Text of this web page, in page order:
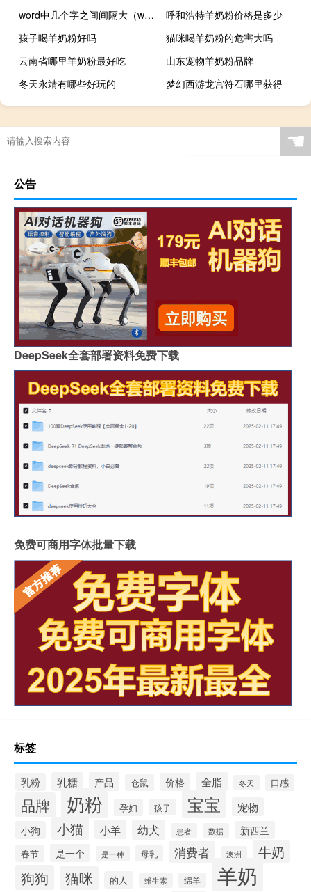
word中几个字之间间隔大（word两个字间隔很大）
呼和浩特羊奶粉价格是多少
孩子喝羊奶粉好吗
猫咪喝羊奶粉的危害大吗
云南省哪里羊奶粉最好吃
山东宠物羊奶粉品牌
冬天永靖有哪些好玩的
梦幻西游龙宫符石哪里获得
☚
公告
DeepSeek全套部署资料免费下载
免费可商用字体批量下载
标签
乳粉 乳糖 产品 仓鼠 价格 全脂 冬天 口感
品牌 奶粉 孕妇 孩子 宝宝 宠物
小狗 小猫 小羊 幼犬 患者 数据 新西兰
春节 是一个 是一种 母乳 消费者 澳洲 牛奶
狗狗 猫咪 的人 维生素 绵羊 羊奶